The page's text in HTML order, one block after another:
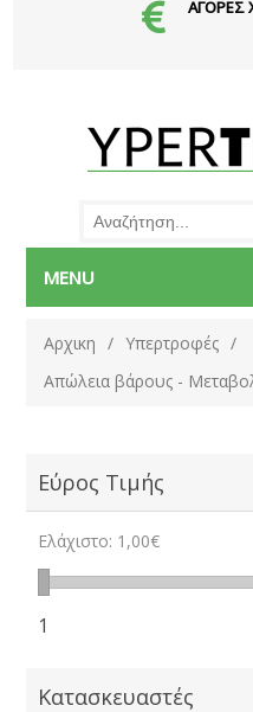
ΑΓΟΡΕΣ
MENU
Αρχικη / Υπερτροφές /
Απώλεια βάρους -
Εύρος Τιμής
Ελάχιστο: 1,00€
1
Κατασκευαστές